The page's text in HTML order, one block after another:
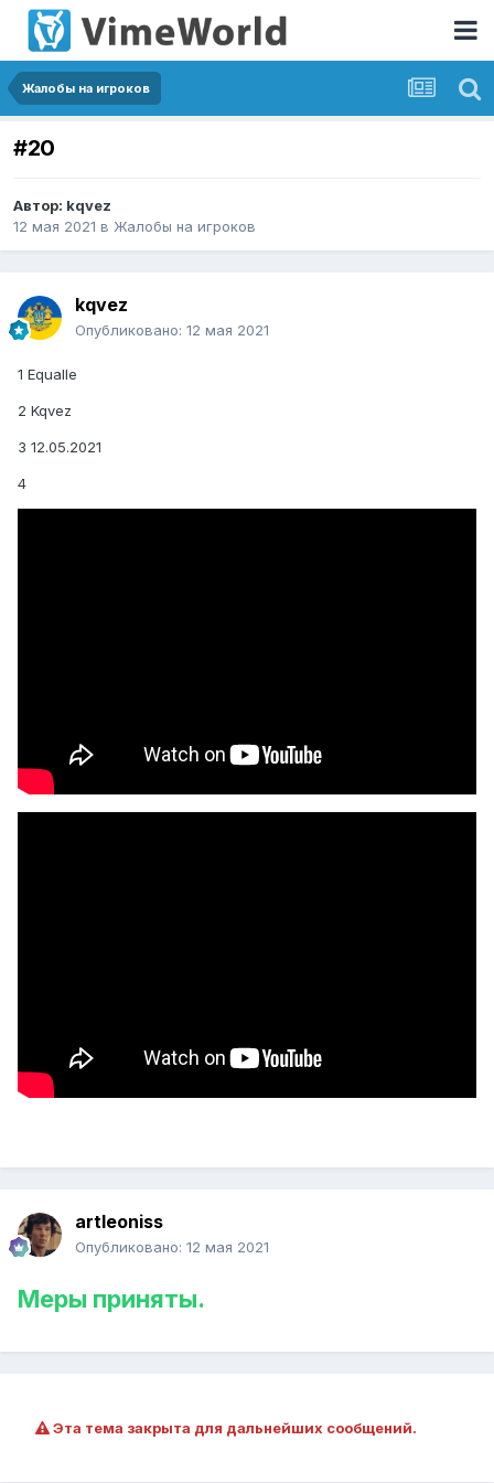
Жалобы на игроков
#20
Автор: kqvez
12 мая 2021 в Жалобы на игроков
kqvez
Опубликовано: 12 мая 2021
1 Equalle
2 Kqvez
3 12.05.2021
4
artleoniss
Опубликовано: 12 мая 2021
Меры приняты.
Эта тема закрыта для дальнейших сообщений.